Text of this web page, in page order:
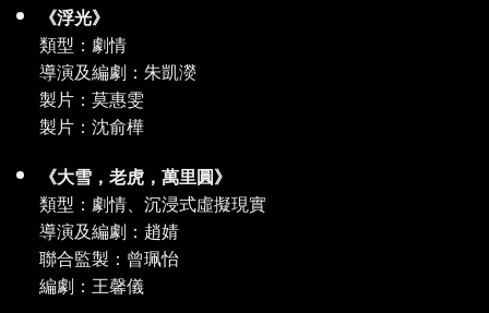
《浮光》
類型：劇情
導演及編劇：朱凱濙
製片：莫惠雯
製片：沈俞樺
《大雪，老虎，萬里圓》
類型：劇情、沉浸式虛擬現實
導演及編劇：趙婧
聯合監製：曾珮怡
編劇：王馨儀